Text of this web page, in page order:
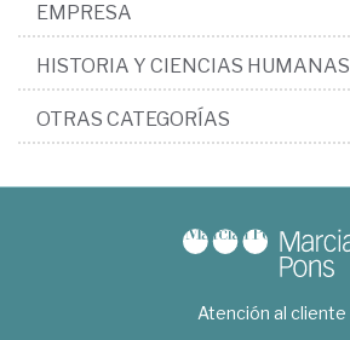
EMPRESA
HISTORIA Y CIENCIAS HUMANAS
OTRAS CATEGORÍAS
Atención al cliente